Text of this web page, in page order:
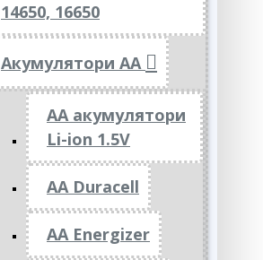
14650, 16650
Акумулятори АА
AA акумулятори
Li-ion 1.5V
AA Duracell
AA Energizer